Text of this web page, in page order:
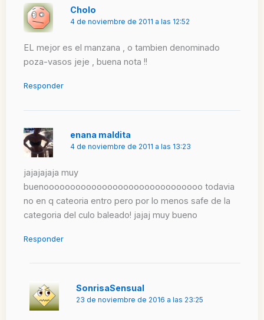
Cholo
4 de noviembre de 2011 a las 12:52
EL mejor es el manzana , o tambien denominado
poza-vasos jeje , buena nota !!
Responder
enana maldita
4 de noviembre de 2011 a las 13:23
jajajajaja muy
buenoooooooooooooooooooooooooooooo todavia
no en q cateoria entro pero por lo menos safe de la
categoria del culo baleado! jajaj muy bueno
Responder
SonrisaSensual
23 de noviembre de 2016 a las 23:25